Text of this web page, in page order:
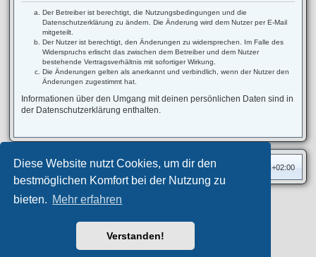
Diese Website nutzt Cookies, um dir den
bestmöglichen Komfort bei der Nutzung zu
bieten. Mehr erfahren
Verstanden!
Der Betreiber ist berechtigt, die Nutzungsbedingungen und die
Datenschutzerklärung zu ändern. Die Änderung wird dem Nutzer per E-Mail
mitgeteilt.
Der Nutzer ist berechtigt, den Änderungen zu widersprechen. Im Falle des
Widerspruchs erlischt das zwischen dem Betreiber und dem Nutzer
bestehende Vertragsverhältnis mit sofortiger Wirkung.
Die Änderungen gelten als anerkannt und verbindlich, wenn der Nutzer den
Änderungen zugestimmt hat.
Informationen über den Umgang mit deinen persönlichen Daten sind in
der Datenschutzerklärung enthalten.
Foren-Übersicht Alle Zeiten sind UTC+02:00
Privates Forum ©